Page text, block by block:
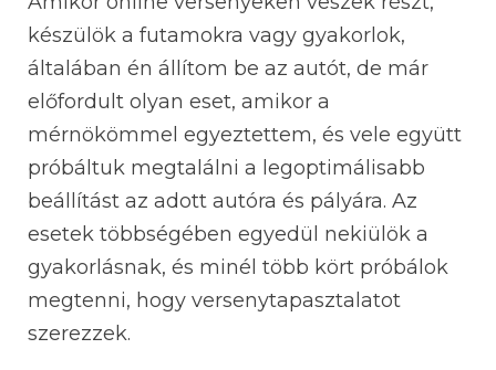
készülök a futamokra vagy gyakorlok,
általában én állítom be az autót, de már
előfordult olyan eset, amikor a
mérnökömmel egyeztettem, és vele együtt
próbáltuk megtalálni a legoptimálisabb
beállítást az adott autóra és pályára. Az
esetek többségében egyedül nekiülök a
gyakorlásnak, és minél több kört próbálok
megtenni, hogy versenytapasztalatot
szerezzek.